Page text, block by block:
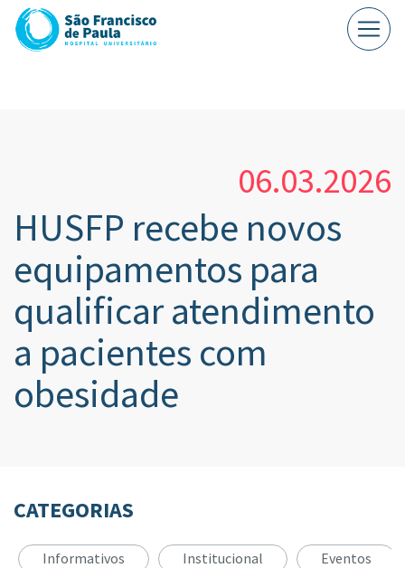
06.03.2026
HUSFP recebe novos
equipamentos para
qualificar atendimento
a pacientes com
obesidade
CATEGORIAS
Informativos Institucional Eventos